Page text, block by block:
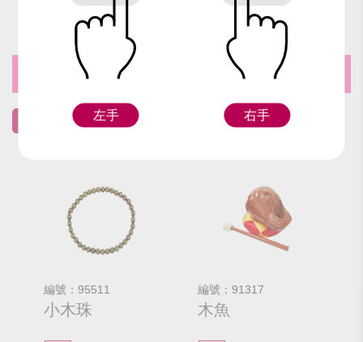
#出家 #郝劭文
加租商品
傳統民俗類(2)
編號：95511
小木珠
編號：91317
木魚
左手 右手